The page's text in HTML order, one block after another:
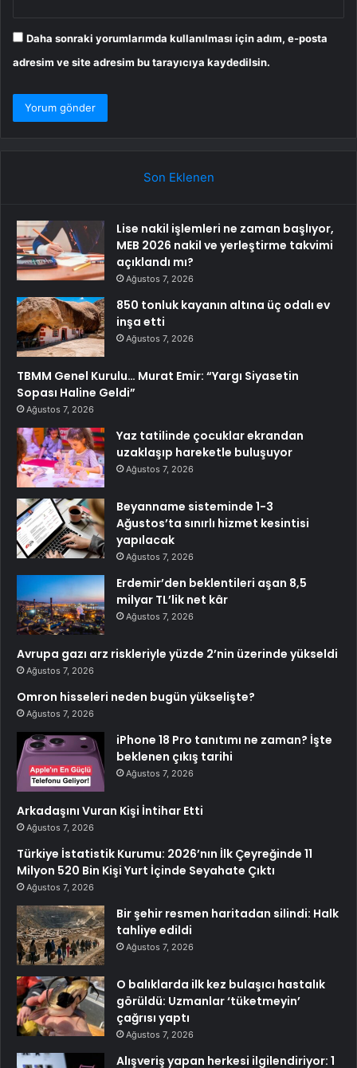
Daha sonraki yorumlarımda kullanılması için adım, e-posta
adresim ve site adresim bu tarayıcıya kaydedilsin.
Son Eklenen
Lise nakil işlemleri ne zaman başlıyor,
MEB 2026 nakil ve yerleştirme takvimi
açıklandı mı?
Ağustos 7, 2026
850 tonluk kayanın altına üç odalı ev
inşa etti
Ağustos 7, 2026
TBMM Genel Kurulu… Murat Emir: “Yargı Siyasetin
Sopası Haline Geldi”
Ağustos 7, 2026
Yaz tatilinde çocuklar ekrandan
uzaklaşıp hareketle buluşuyor
Ağustos 7, 2026
Beyanname sisteminde 1-3
Ağustos’ta sınırlı hizmet kesintisi
yapılacak
Ağustos 7, 2026
Erdemir’den beklentileri aşan 8,5
milyar TL’lik net kâr
Ağustos 7, 2026
Avrupa gazı arz riskleriyle yüzde 2’nin üzerinde yükseldi
Ağustos 7, 2026
Omron hisseleri neden bugün yükselişte?
Ağustos 7, 2026
iPhone 18 Pro tanıtımı ne zaman? İşte
beklenen çıkış tarihi
Ağustos 7, 2026
Arkadaşını Vuran Kişi İntihar Etti
Ağustos 7, 2026
Türkiye İstatistik Kurumu: 2026’nın İlk Çeyreğinde 11
Milyon 520 Bin Kişi Yurt İçinde Seyahate Çıktı
Ağustos 7, 2026
Bir şehir resmen haritadan silindi: Halk
tahliye edildi
Ağustos 7, 2026
O balıklarda ilk kez bulaşıcı hastalık
görüldü: Uzmanlar ‘tüketmeyin’
çağrısı yaptı
Ağustos 7, 2026
Alışveriş yapan herkesi ilgilendiriyor: 1